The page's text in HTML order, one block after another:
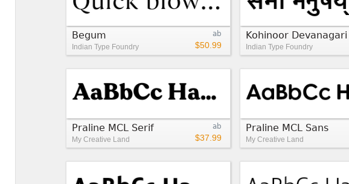
ab
$50.99
Begum
Indian Type Foundry
Kohinoor Devanagari
Indian Type Foundry
ab
$37.99
Praline MCL Serif
My Creative Land
Praline MCL Sans
My Creative Land